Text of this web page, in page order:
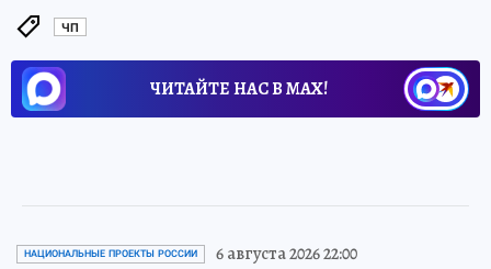
ЧП
ЧИТАЙТЕ НАС В МАХ!
НАЦИОНАЛЬНЫЕ ПРОЕКТЫ РОССИИ 6 августа 2026 22:00